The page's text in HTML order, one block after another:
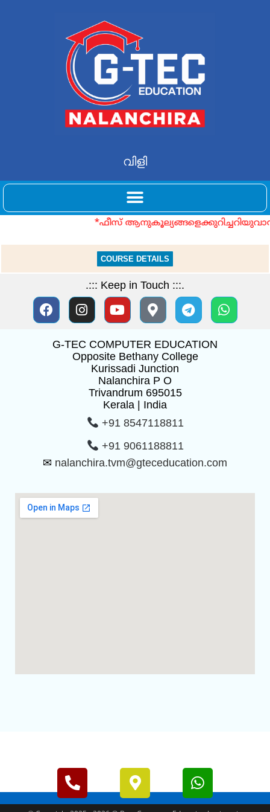
വള
*ഫീസ്
COURSE DETAILS
.::: Keep in Touch :::.
G-TEC COMPUTER EDUCATION
Opposite Bethany College
Kurissadi Junction
Nalanchira P O
Trivandrum 695015
Kerala | India
+91 8547118811
+91 9061188811
✉ nalanchira.tvm@gteceducation.com